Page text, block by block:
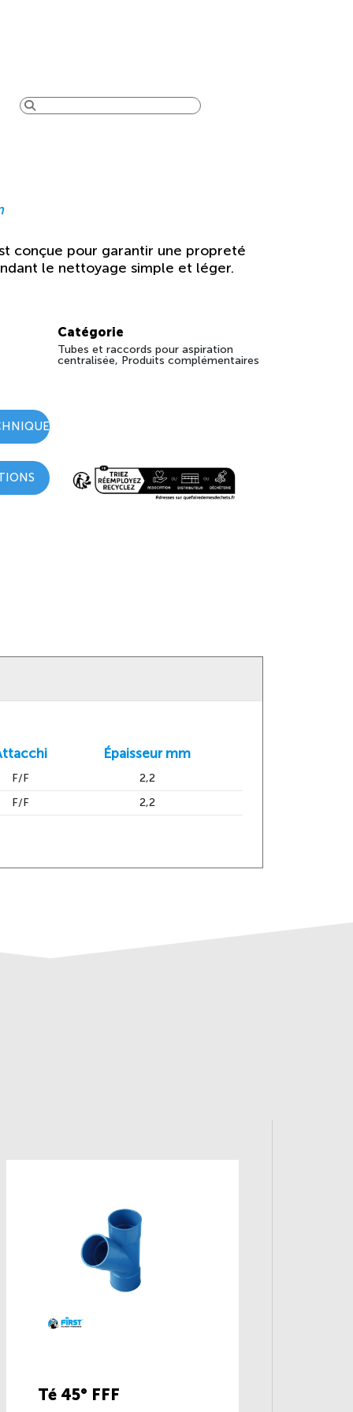
conçue pour garantir une propreté
le nettoyage simple et léger.
Catégorie
Tubes et raccords pour aspiration
centralisée, Produits complémentaires
Épaisseur mm
F/F
2,2
F/F 2,2
Té 45° FFF